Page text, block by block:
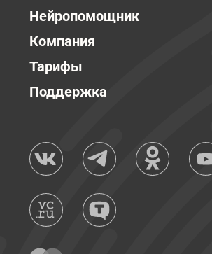
Нейропомощник
Компания
Тарифы
Поддержка